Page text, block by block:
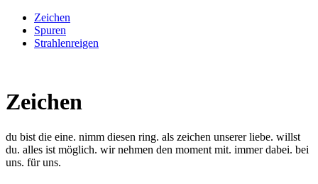
Zeichen
Spuren
Strahlenreigen
Zeichen
du bist die eine. nimm diesen ring. als zeichen unserer liebe. willst
du. alles ist möglich. wir nehmen den moment mit. immer dabei. bei
uns. für uns.